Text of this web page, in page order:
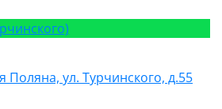
Поляна, ул. Турчинского, д.55